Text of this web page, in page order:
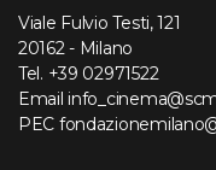
Viale Fulvio Testi, 121
20162 - Milano
Tel. +39 02971522
Email
PEC